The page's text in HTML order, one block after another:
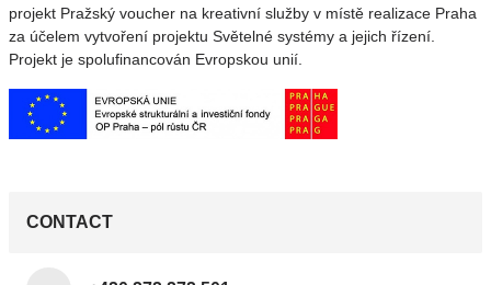
projekt Pražský voucher na kreativní služby v místě realizace Praha
za účelem vytvoření projektu Světelné systémy a jejich řízení.
Projekt je spolufinancován Evropskou unií.
CONTACT